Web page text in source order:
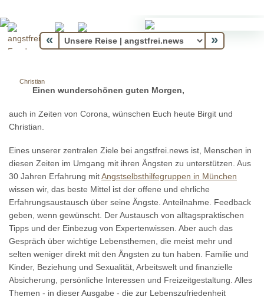
« »
Christian
Einen wunderschönen guten Morgen,
auch in Zeiten von Corona, wünschen Euch heute Birgit und
Christian.
Eines unserer zentralen Ziele bei angstfrei.news ist, Menschen in
diesen Zeiten im Umgang mit ihren Ängsten zu unterstützen. Aus
30 Jahren Erfahrung mitAngstselbsthilfegruppen in München
wissen wir, das beste Mittel ist der offene und ehrliche
Erfahrungsaustausch über seine Ängste. Anteilnahme. Feedback
geben, wenn gewünscht. Der Austausch von alltagspraktischen
Tipps und der Einbezug von Expertenwissen. Aber auch das
Gespräch über wichtige Lebensthemen, die meist mehr und
selten weniger direkt mit den Ängsten zu tun haben. Familie und
Kinder, Beziehung und Sexualität, Arbeitswelt und finanzielle
Absicherung, persönliche Interessen und Freizeitgestaltung. Alles
Themen - in dieser Ausgabe - die zur Lebenszufriedenheit